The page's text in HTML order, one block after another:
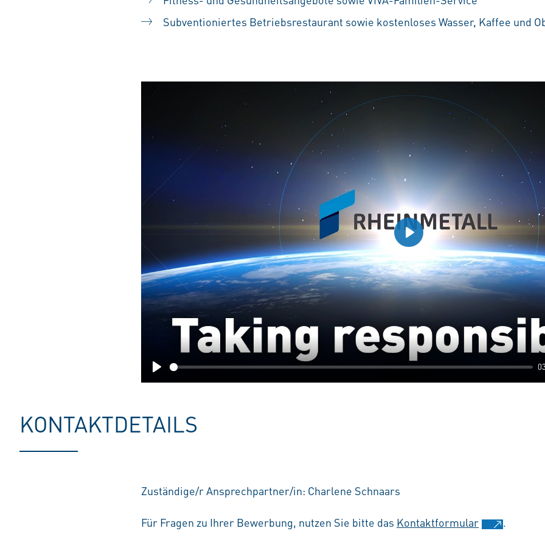
Subventioniertes Betriebsrestaurant sowie kostenloses Wasser, Kaffee und
Play
Play
KONTAKTDETAILS
Zuständige/r Ansprechpartner/in: Charlene Schnaars
Für Fragen zu Ihrer Bewerbung, nutzen Sie bitte das Kontaktformular .